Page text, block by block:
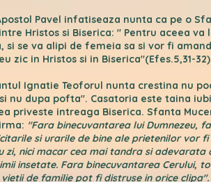
Pavel infatiseaza nunta ca pe o
Hristos si Biserica: " Pentru aceea va
si se va alipi de femeia sa si vor fi
zic in Hristos si in Biserica"(Efes.5,31-
Ignatie Teoforul nunta crestina nu
nu dupa pofta". Casatoria este taina
priveste intreaga Biserica. Sfanta
"Fara binecuvantarea lui Dumnezeu,
si urarile de bine ale prietenilor vor
zi, nici macar cea mai tandra si
insetate. Fara binecuvantarea Cerului,
de familie pot fi distruse in orice